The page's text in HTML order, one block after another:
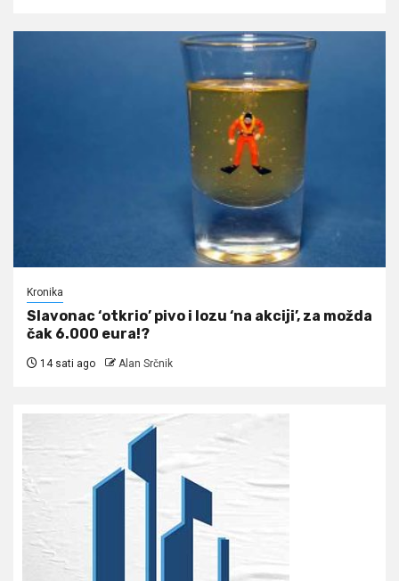
Kronika
Slavonac ‘otkrio’ pivo i lozu ‘na akciji’, za možda
čak 6.000 eura!?
14 sati ago Alan Srčnik